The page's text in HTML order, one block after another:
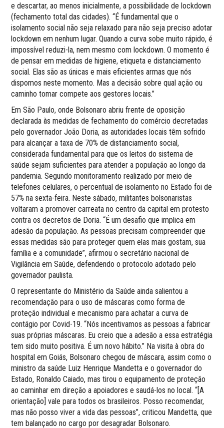
e descartar, ao menos inicialmente, a possibilidade de lockdown
(fechamento total das cidades). “É fundamental que o
isolamento social não seja relaxado para não seja preciso adotar
lockdown em nenhum lugar. Quando a curva sobe muito rápido, é
impossível reduzi-la, nem mesmo com lockdown. O momento é
de pensar em medidas de higiene, etiqueta e distanciamento
social. Elas são as únicas e mais eficientes armas que nós
dispomos neste momento. Mas a decisão sobre qual ação ou
caminho tomar compete aos gestores locais.”
Em São Paulo, onde Bolsonaro abriu frente de oposição
declarada às medidas de fechamento do comércio decretadas
pelo governador João Doria, as autoridades locais têm sofrido
para alcançar a taxa de 70% de distanciamento social,
considerada fundamental para que os leitos do sistema de
saúde sejam suficientes para atender a população ao longo da
pandemia. Segundo monitoramento realizado por meio de
telefones celulares, o percentual de isolamento no Estado foi de
57% na sexta-feira. Neste sábado, militantes bolsonaristas
voltaram a promover carreata no centro da capital em protesto
contra os decretos de Doria. “É um desafio que implica em
adesão da população. As pessoas precisam compreender que
essas medidas são para proteger quem elas mais gostam, sua
família e a comunidade”, afirmou o secretário nacional de
Vigilância em Saúde, defendendo o protocolo adotado pelo
governador paulista.
O representante do Ministério da Saúde ainda salientou a
recomendação para o uso de máscaras como forma de
proteção individual e mecanismo para achatar a curva de
contágio por Covid-19. “Nós incentivamos as pessoas a fabricar
suas próprias máscaras. Eu creio que a adesão a essa estratégia
tem sido muito positiva. É um novo hábito.” Na visita à obra do
hospital em Goiás, Bolsonaro chegou de máscara, assim como o
ministro da saúde Luiz Henrique Mandetta e o governador do
Estado, Ronaldo Caiado, mas tirou o equipamento de proteção
ao caminhar em direção a apoiadores e saudá-los no local. “[A
orientação] vale para todos os brasileiros. ​Posso recomendar,
mas não posso viver a vida das pessoas”, criticou Mandetta, que
tem balançado no cargo por desagradar Bolsonaro.